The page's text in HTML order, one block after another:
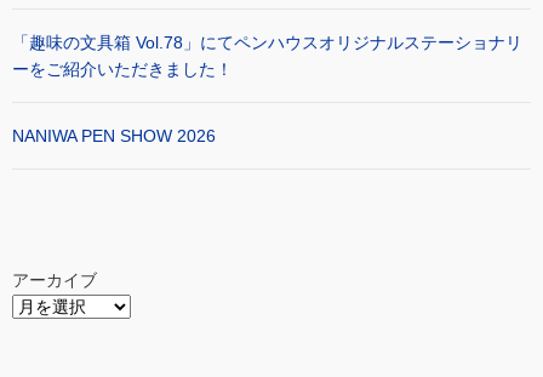
「趣味の文具箱 Vol.78」にてペンハウスオリジナルステーショナリ
ーをご紹介いただきました！
NANIWA PEN SHOW 2026
アーカイブ